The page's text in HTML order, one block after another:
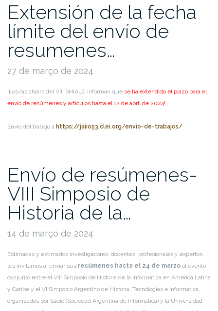
Extensión de la fecha
límite del envío de
resumenes…
27 de março de 2024
¡Los/as chairs del VIII SHIALC informan que se ha extendido el plazo para el
envío de resúmenes y artículos hasta el 12 de abril de 2024!
Envío del trabajo a https://jaiio53.clei.org/envio-de-trabajos/
Envío de resúmenes-
VIII Simposio de
Historia de la…
14 de março de 2024
Estimadas y estimados investigadores, docentes, profesionales y expertos,
les invitamos a enviar sus resúmenes hasta el 24 de marzo al evento
conjunto entre el VIII Simposio de Historia de la Informática en América Latina
y Caribe y el VI Simposio Argentino de Historia, Tecnologías e Informática,
organizados por Sadio (Sociedad Argentina de Informática) y la Universidad